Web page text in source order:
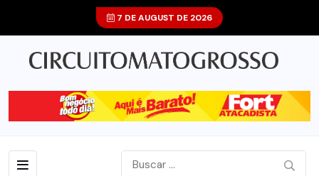
7 DE AUGUST DE 2026